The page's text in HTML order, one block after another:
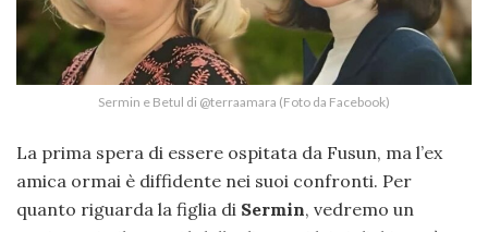
Sermin e Betul di @terraamara (Foto da Facebook)
La prima spera di essere ospitata da Fusun, ma l’ex
amica ormai è diffidente nei suoi confronti. Per
quanto riguarda la figlia di Sermin, vedremo un